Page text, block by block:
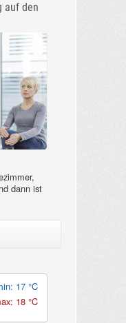
auf den
dann ist
17 °C
18 °C